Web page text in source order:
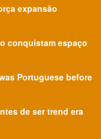
expansão
conquistam espaço
Portuguese before
de ser trend era